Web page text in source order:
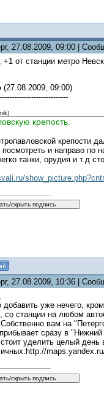
27.08.2009, 09:00 |
, +1 от станции метро
(27.08.2009, 09:00)
)
крепость.
крепости
и направо по
танки, орудия и т.д
27.08.2009, 10:36 |
,
добавить уже нечего,
со станции на любом
вам на
сразу в "Нижний
уделить целый